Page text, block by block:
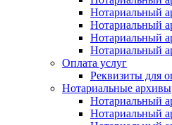
Нотариальный
Нотариальный
Нотариальный
Нотариальный
Оплата услуг
Реквизиты для
Нотариальные архивы
Нотариальный
Нотариальный